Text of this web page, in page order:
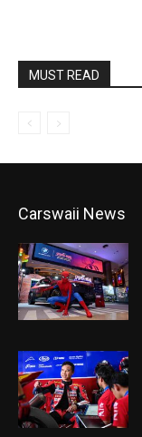
MUST READ
Carswaii News